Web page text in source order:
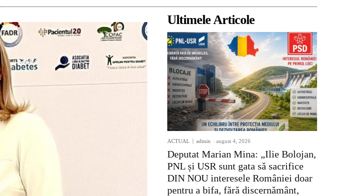
Ultimele Articole
ACTUAL admin - august 4, 2026
Deputat Marian Mina: „Ilie Bolojan,
PNL și USR sunt gata să sacrifice
DIN NOU interesele României doar
pentru a bifa, fără discernământ,